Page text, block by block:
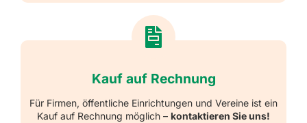
Kauf auf Rechnung
Für Firmen, öffentliche Einrichtungen und Vereine ist ein
Kauf auf Rechnung möglich – kontaktieren Sie uns!